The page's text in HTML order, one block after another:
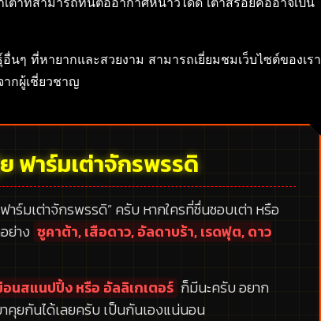
ๆ ที่หายากและสวยงาม สามารถเยี่ยมชมเว็บไซต์ของเรา
กผู้เชี่ยวชาญ
ฟาร์มเต่าจักรพรรดิ
าร์มเต่าจักรพรรดิ”ครับ หากใครที่ชื่นชอบเต่า หรือ
ย่าง ซูคาต้า, เสือดาว, อัลดาบร้า, เรดฟุต, ดาว
นสแนปปิ้ง หรือ อัลลิเกเตอร์ ก็มีนะครับ อยาก
คุยกันได้เลยครับ เป็นกันเองแน่นอน